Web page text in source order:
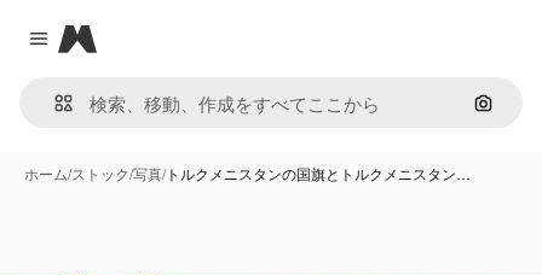
Close menu
Magnific
画像で
ホーム/ストック/写真/トルクメニスタンの国旗とトルクメニスタン…